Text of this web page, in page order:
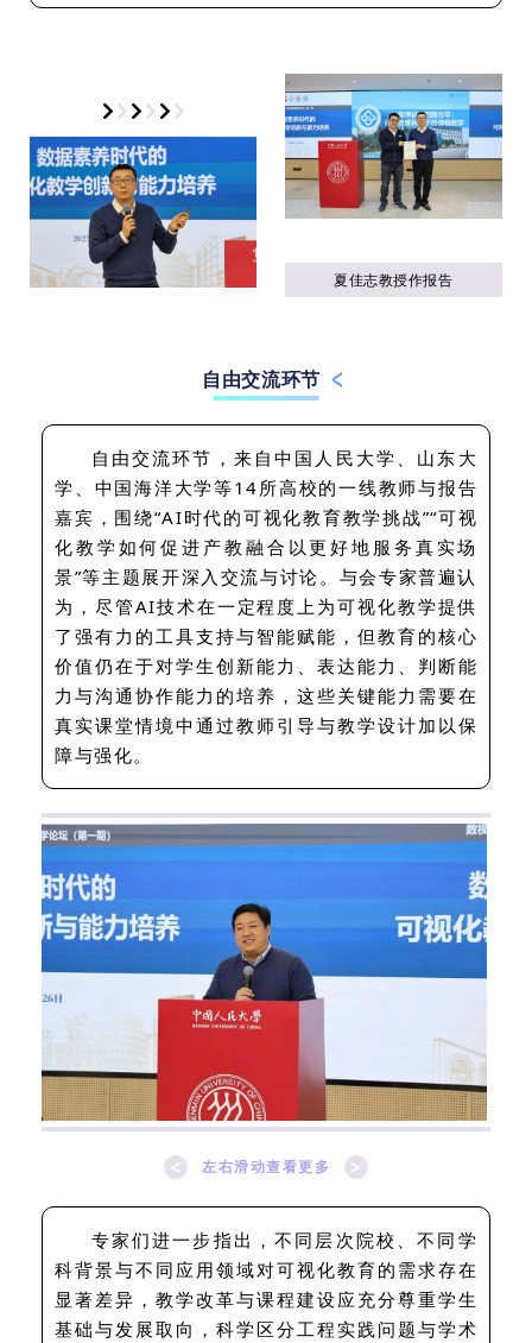
夏佳志教授作报告
自由交流环节
自由交流环节，来自中国人民大学、山东大
学、中国海洋大学等14所高校的一线教师与报告
嘉宾，围绕“AI时代的可视化教育教学挑战”“可视
化教学如何促进产教融合以更好地服务真实场
景”等主题展开深入交流与讨论。与会专家普遍认
为，尽管AI技术在一定程度上为可视化教学提供
了强有力的工具支持与智能赋能，但教育的核心
价值仍在于对学生创新能力、表达能力、判断能
力与沟通协作能力的培养，这些关键能力需要在
真实课堂情境中通过教师引导与教学设计加以保
障与强化。
< 左右滑动查看更多 >
专家们进一步指出，不同层次院校、不同学
科背景与不同应用领域对可视化教育的需求存在
显著差异，教学改革与课程建设应充分尊重学生
基础与发展取向，科学区分工程实践问题与学术